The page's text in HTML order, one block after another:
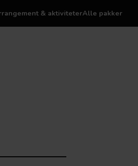
& aktiviteterAlle pakker